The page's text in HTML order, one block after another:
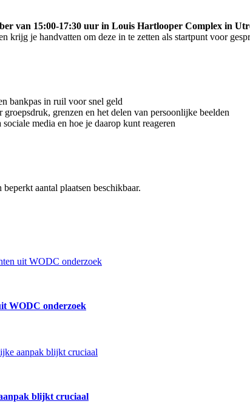
van 15:00-17:30 uur in Louis Hartlooper Complex in
krijg je handvatten om deze in te zetten als startpunt voor
bankpas in ruil voor snel geld
grenzen en het delen van persoonlijke beelden
media en hoe je daarop kunt reageren
beperkt aantal plaatsen beschikbaar.
WODC onderzoek
blijkt cruciaal